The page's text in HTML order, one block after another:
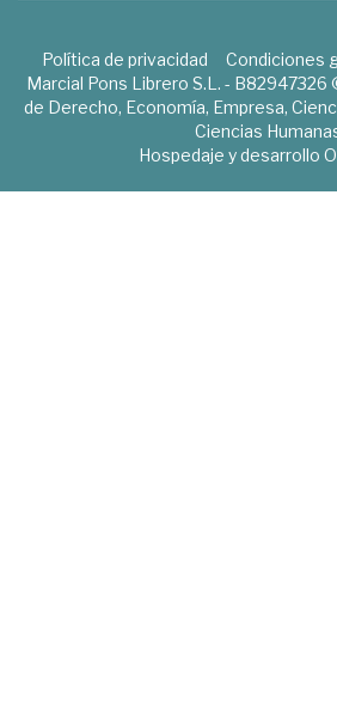
Política de privacidad Condiciones
Marcial Pons Librero S.L. - B82947326
de Derecho, Economía, Empresa,
Ciencias
Hospedaje y desarrollo